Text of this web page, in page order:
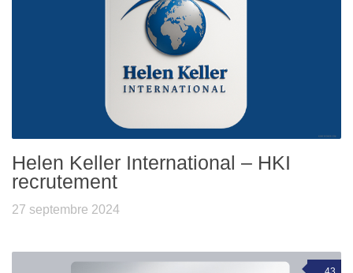
Helen Keller International – HKI
recrutement
27 septembre 2024